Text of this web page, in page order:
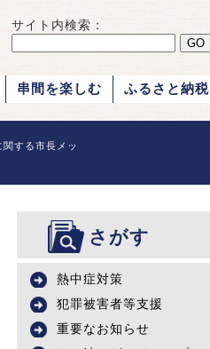
サイト内検索：
串間を楽しむ ふるさと納税
する市長メッ
さがす
熱中症対策
犯罪被害者等支援
重要なお知らせ